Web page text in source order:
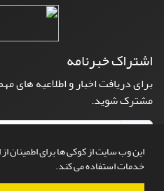
این وب سایت از کوکی ها برای اطمینان از
خدمات استفاده می کند.
اشتراک خبرنامه
برای دریافت اخبار و اطلاعیه های
مشترک شوید.